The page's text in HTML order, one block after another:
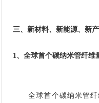
三、新材料、新能源、新
1、全球首个碳纳米管纤维
全球首个碳纳米管纤